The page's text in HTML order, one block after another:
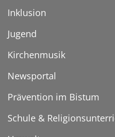
Inklusion
Jugend
Kirchenmusik
Newsportal
Prävention im Bistum
Schule &